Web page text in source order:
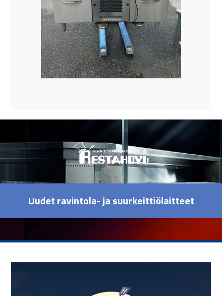
Uudet ravintola- ja suurkeittiölaitteet